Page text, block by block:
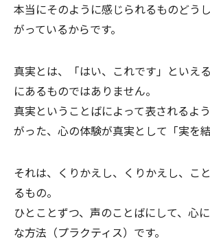
本当にそのように感じられるものどう
がっているからです。
真実とは、「はい、これです」といえ
にあるものではありません。
真実ということばによって表されるよ
がった、心の体験が真実として「実を結
それは、くりかえし、くりかえし、こ
るもの。
ひとことずつ、声のことばにして、心
な方法（プラクティス）です。